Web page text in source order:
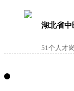
湖北省中
51个人才